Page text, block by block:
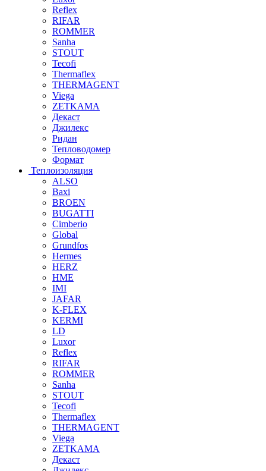
Reflex
RIFAR
ROMMER
Sanha
STOUT
Tecofi
Thermaflex
THERMAGENT
Viega
ZETKAMA
Декаст
Джилекс
Ридан
Тепловодомер
Формат
Теплоизоляция
ALSO
Baxi
BROEN
BUGATTI
Cimberio
Global
Grundfos
Hermes
HERZ
HME
IMI
JAFAR
K-FLEX
KERMI
LD
Luxor
Reflex
RIFAR
ROMMER
Sanha
STOUT
Tecofi
Thermaflex
THERMAGENT
Viega
ZETKAMA
Декаст